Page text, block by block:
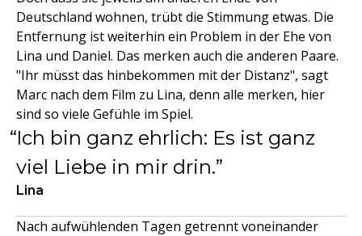
Deutschland wohnen, trübt die Stimmung etwas. Die
Entfernung ist weiterhin ein Problem in der Ehe von
Lina und Daniel. Das merken auch die anderen Paare.
"Ihr müsst das hinbekommen mit der Distanz", sagt
Marc nach dem Film zu Lina, denn alle merken, hier
sind so viele Gefühle im Spiel.
Ich bin ganz ehrlich: Es ist ganz
viel Liebe in mir drin.
Lina
Nach aufwühlenden Tagen getrennt voneinander